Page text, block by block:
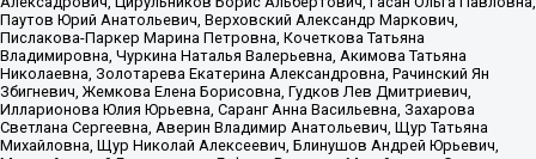
Паутов Юрий Анатольевич, Верховский Александр Маркович,
Пислакова-Паркер Марина Петровна, Кочеткова Татьяна
Владимировна, Чуркина Наталья Валерьевна, Акимова Татьяна
Николаевна, Золотарева Екатерина Александровна, Рачинский Ян
Збигневич, Жемкова Елена Борисовна, Гудков Лев Дмитриевич,
Илларионова Юлия Юрьевна, Саранг Анна Васильевна, Захарова
Светлана Сергеевна, Аверин Владимир Анатольевич, Щур Татьяна
Михайловна, Щур Николай Алексеевич, Блинушов Андрей Юрьевич,